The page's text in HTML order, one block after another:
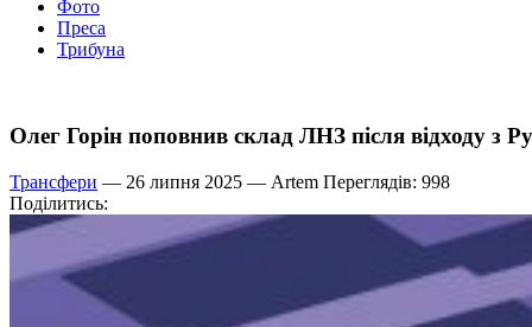
Фото
Преса
Трибуна
Олег Горін поповнив склад ЛНЗ після відходу з
Трансфери — 26 липня 2025 — Artem Переглядів: 998
Поділитись: